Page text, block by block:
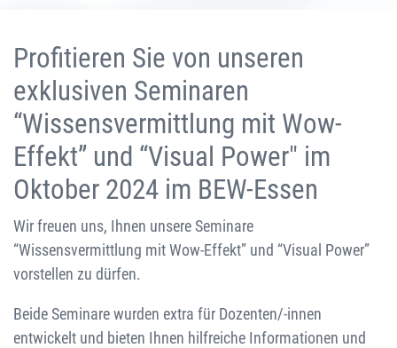
Profitieren Sie von unseren
exklusiven Seminaren
“Wissensvermittlung mit Wow-
Effekt” und “Visual Power" im
Oktober 2024 im BEW-Essen
Wir freuen uns, Ihnen unsere Seminare
“Wissensvermittlung mit Wow-Effekt” und “Visual Power”
vorstellen zu dürfen.
Beide Seminare wurden extra für Dozenten/-innen
entwickelt und bieten Ihnen hilfreiche Informationen und